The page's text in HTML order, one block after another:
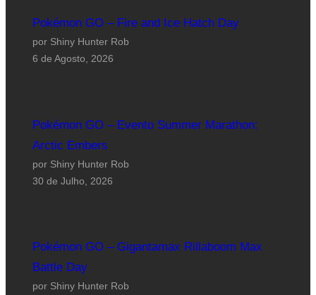
Pokémon GO – Fire and Ice Hatch Day
por Shiny Hunter Rob
6 de Agosto, 2026
Pokémon GO – Evento Summer Marathon:
Arctic Embers
por Shiny Hunter Rob
30 de Julho, 2026
Pokémon GO – Gigantamax Rillaboom Max
Battle Day
por Shiny Hunter Rob